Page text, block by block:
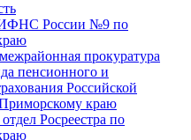
России №9 по
прокуратура
пенсионного и
Российской
краю
Росреестра по